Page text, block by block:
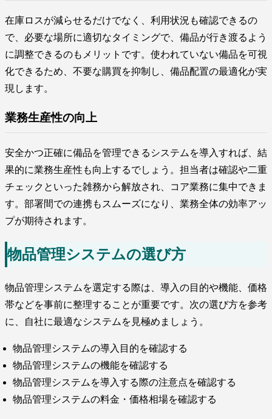
在庫ロスが減らせるだけでなく、利用状況も確認できるの
で、必要な場所に適切なタイミングで、備品が行き渡るよう
に調整できるのもメリットです。使われていない備品を可視
化できるため、不要な購買を抑制し、備品配置の最適化が実
現します。
業務生産性の向上
安全かつ正確に備品を管理できるシステムを導入すれば、結
果的に業務生産性も向上するでしょう。担当者は確認や二重
チェックといった雑務から解放され、コア業務に集中できま
す。部署間での連携もスムーズになり、業務全体の効率アッ
プが期待されます。
物品管理システムの選び方
物品管理システムを選定する際は、導入の目的や機能、価格
帯などを事前に整理することが重要です。次の選び方を参考
に、自社に最適なシステムを見極めましょう。
物品管理システムの導入目的を確認する
物品管理システムの機能を確認する
物品管理システムを導入する際の注意点を確認する
物品管理システムの料金・価格相場を確認する